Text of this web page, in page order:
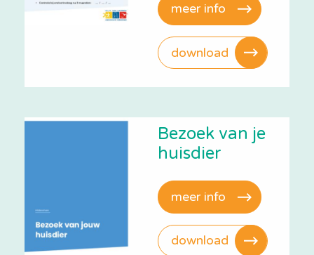
meer info
download
Bezoek van je
huisdier
meer info
download